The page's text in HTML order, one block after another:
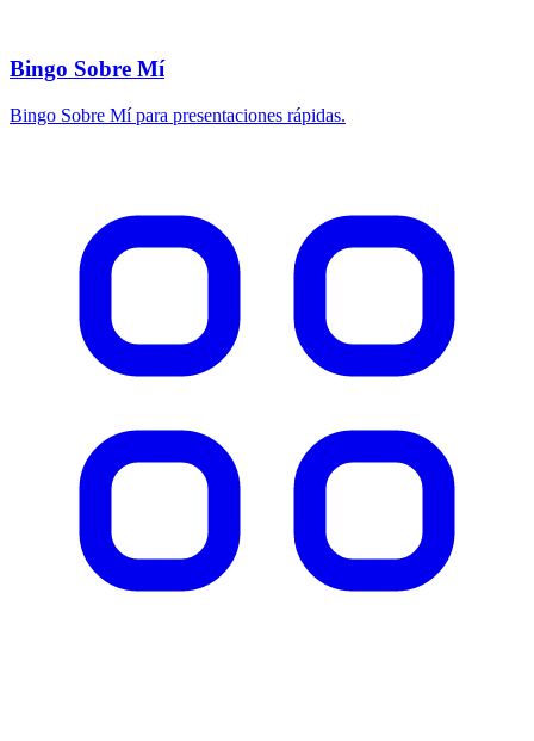
Bingo Sobre Mí
Bingo Sobre Mí para presentaciones rápidas.